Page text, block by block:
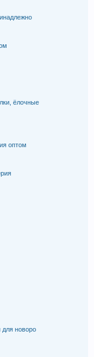
ёлочные
оптом
для новоро